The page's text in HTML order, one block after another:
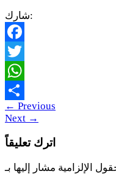
شارك:
Facebook
Twitter
WhatsApp
Share
← Previous
Next →
اترك تعليقاً